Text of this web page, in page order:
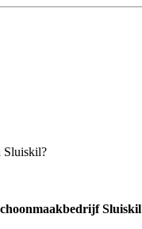
Sluiskil?
Sluiskil